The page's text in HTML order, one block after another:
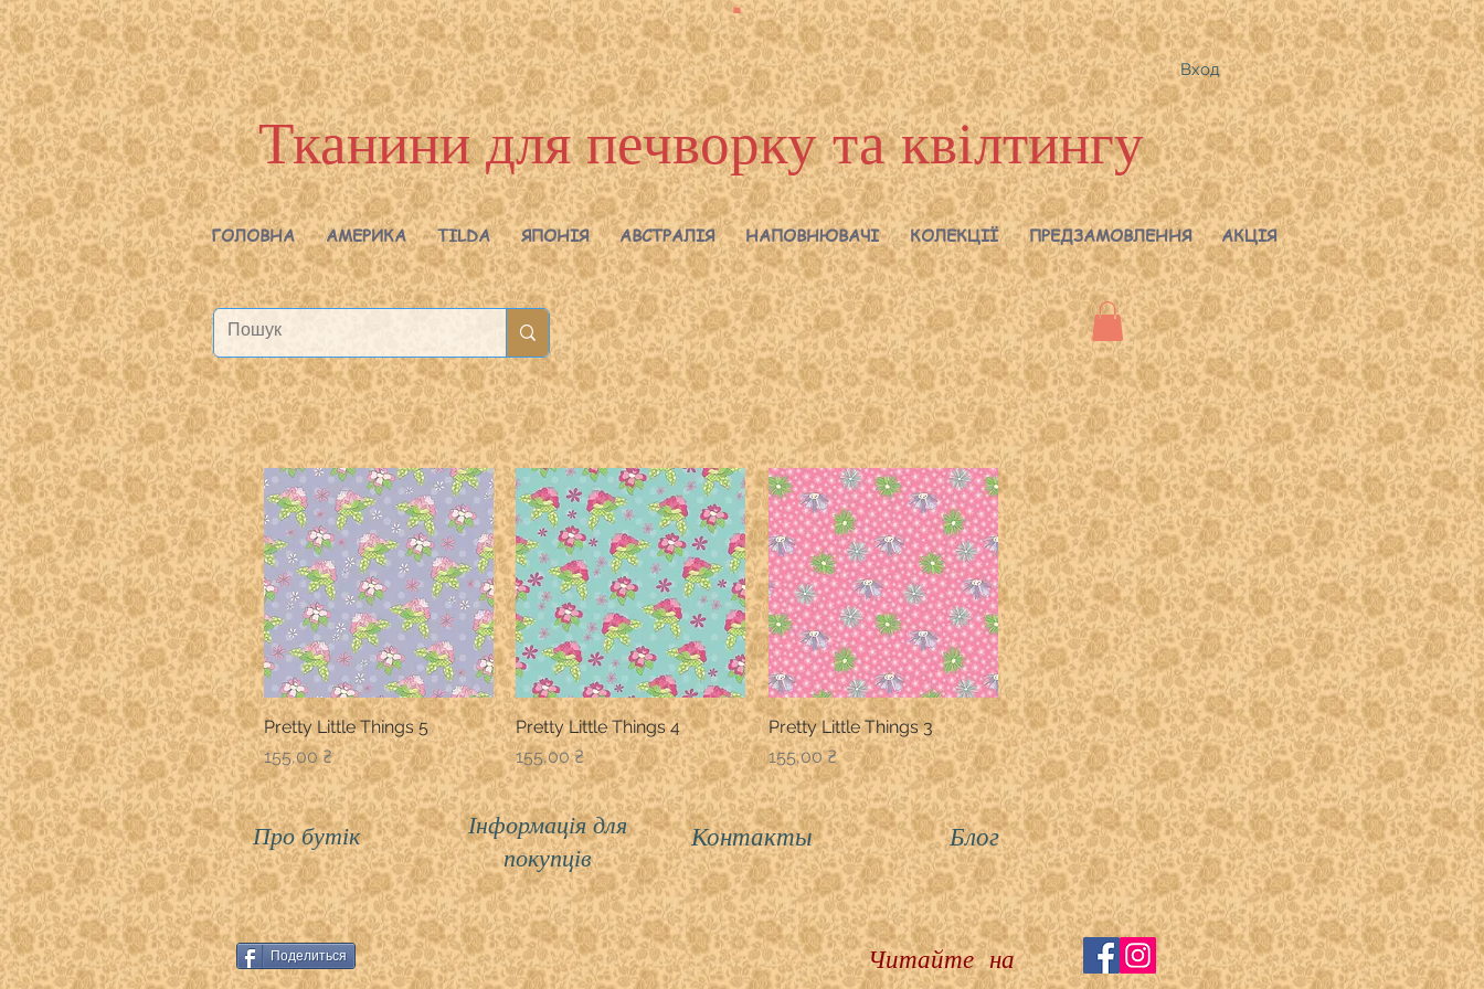
Вход
Тканини для печворку та квілтингу
ГОЛОВНА АМЕРИКА TILDA ЯПОНІЯ АВСТРАЛІЯ НАПОВНЮВАЧІ КОЛЕКЦІЇ ПРЕДЗАМОВЛЕННЯ АКЦІЯ
Швидкий перегляд
Pretty Little Things 5
Ціна
155,00 ₴
Швидкий перегляд
Pretty Little Things 4
Ціна
155,00 ₴
Швидкий перегляд
Pretty Little Things 3
Ціна
155,00 ₴
Про бутік
Інформація для
покупців
Контакты Блог
Поделиться Читайте на